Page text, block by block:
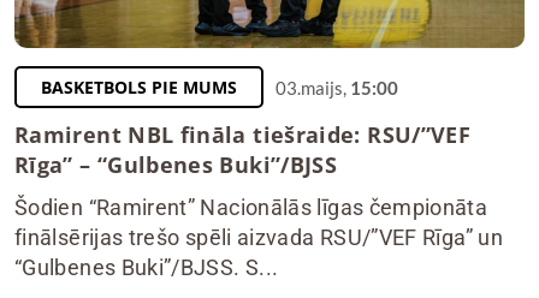
BASKETBOLS PIE MUMS 03.maijs, 15:00
Ramirent NBL fināla tiešraide: RSU/”VEF
Rīga” – “Gulbenes Buki”/BJSS
Šodien “Ramirent” Nacionālās līgas čempionāta
finālsērijas trešo spēli aizvada RSU/”VEF Rīga” un
“Gulbenes Buki”/BJSS. S...